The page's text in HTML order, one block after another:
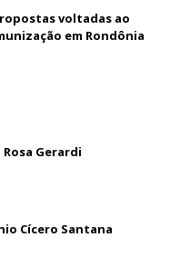
voltadas ao
em Rondônia
Gerardi
Cícero Santana